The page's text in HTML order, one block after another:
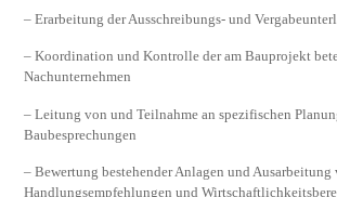
– Erarbeitung der Ausschreibungs- und
– Koordination und Kontrolle der am Bauprojekt
Nachunternehmen
– Leitung von und Teilnahme an spezifischen
Baubesprechungen
– Bewertung bestehender Anlagen und Ausarbeitung
Handlungsempfehlungen und